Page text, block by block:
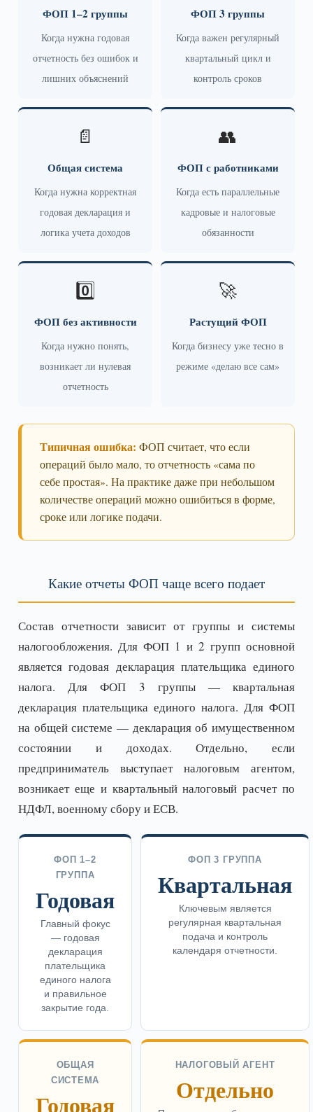
ФОП 1–2 группы
Когда нужна годовая
отчетность без ошибок и
лишних объяснений
ФОП 3 группы
Когда важен регулярный
квартальный цикл и
контроль сроков
📄
Общая система
Когда нужна корректная
годовая декларация и
логика учета доходов
👥
ФОП с работниками
Когда есть параллельные
кадровые и налоговые
обязанности
0️⃣
ФОП без активности
Когда нужно понять,
возникает ли нулевая
отчетность
🚀
Растущий ФОП
Когда бизнесу уже тесно в
режиме «делаю все сам»
Типичная ошибка: ФОП считает, что если
операций было мало, то отчетность «сама по
себе простая». На практике даже при небольшом
количестве операций можно ошибиться в форме,
сроке или логике подачи.
Какие отчеты ФОП чаще всего подает
Состав отчетности зависит от группы и системы
налогообложения. Для ФОП 1 и 2 групп основной
является годовая декларация плательщика единого
налога. Для ФОП 3 группы — квартальная
декларация плательщика единого налога. Для ФОП
на общей системе — декларация об имущественном
состоянии и доходах. Отдельно, если
предприниматель выступает налоговым агентом,
возникает еще и квартальный налоговый расчет по
НДФЛ, военному сбору и ЕСВ.
ФОП 1–2
ГРУППА
Годовая
Главный фокус
— годовая
декларация
плательщика
единого налога
и правильное
закрытие года.
ФОП 3 ГРУППА
Квартальная
Ключевым является
регулярная квартальная
подача и контроль
календаря отчетности.
ОБЩАЯ
СИСТЕМА
Годовая
НАЛОГОВЫЙ АГЕНТ
Отдельно